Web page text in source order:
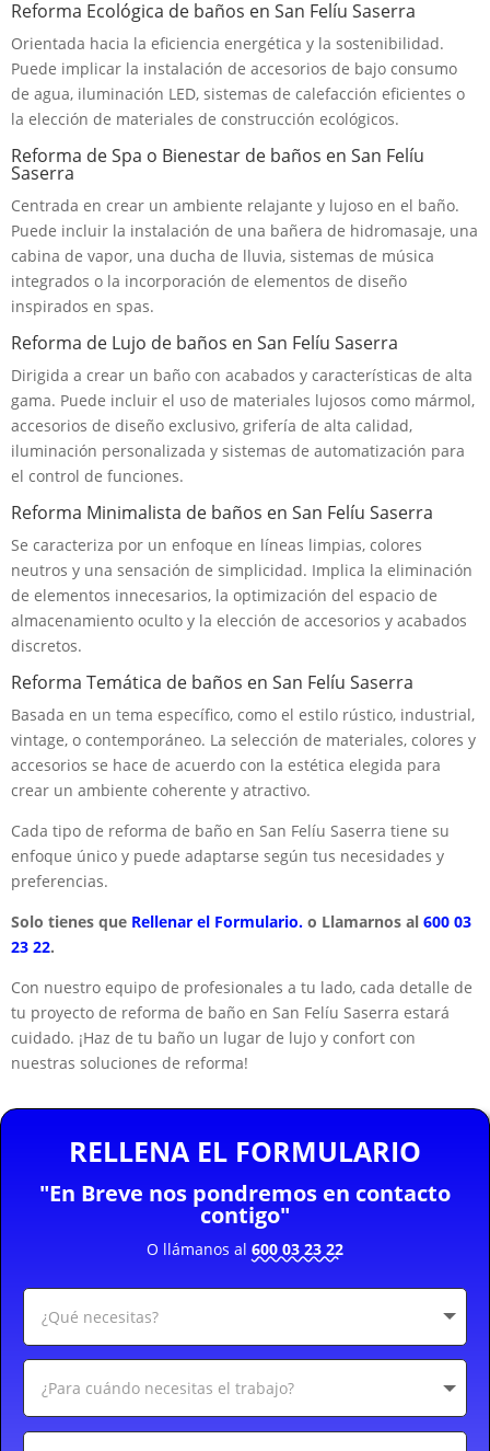
Reforma Ecológica de baños en San Felíu Saserra
Orientada hacia la eficiencia energética y la sostenibilidad.
Puede implicar la instalación de accesorios de bajo consumo
de agua, iluminación LED, sistemas de calefacción eficientes o
la elección de materiales de construcción ecológicos.
Reforma de Spa o Bienestar de baños en San Felíu
Saserra
Centrada en crear un ambiente relajante y lujoso en el baño.
Puede incluir la instalación de una bañera de hidromasaje, una
cabina de vapor, una ducha de lluvia, sistemas de música
integrados o la incorporación de elementos de diseño
inspirados en spas.
Reforma de Lujo de baños en San Felíu Saserra
Dirigida a crear un baño con acabados y características de alta
gama. Puede incluir el uso de materiales lujosos como mármol,
accesorios de diseño exclusivo, grifería de alta calidad,
iluminación personalizada y sistemas de automatización para
el control de funciones.
Reforma Minimalista de baños en San Felíu Saserra
Se caracteriza por un enfoque en líneas limpias, colores
neutros y una sensación de simplicidad. Implica la eliminación
de elementos innecesarios, la optimización del espacio de
almacenamiento oculto y la elección de accesorios y acabados
discretos.
Reforma Temática de baños en San Felíu Saserra
Basada en un tema específico, como el estilo rústico, industrial,
vintage, o contemporáneo. La selección de materiales, colores y
accesorios se hace de acuerdo con la estética elegida para
crear un ambiente coherente y atractivo.
Cada tipo de reforma de baño en San Felíu Saserra tiene su
enfoque único y puede adaptarse según tus necesidades y
preferencias.
Solo tienes que Rellenar el Formulario. o Llamarnos al 600 03
23 22.
Con nuestro equipo de profesionales a tu lado, cada detalle de
tu proyecto de reforma de baño en San Felíu Saserra estará
cuidado. ¡Haz de tu baño un lugar de lujo y confort con
nuestras soluciones de reforma!
RELLENA EL FORMULARIO
"En Breve nos pondremos en contacto
contigo"
O llámanos al 600 03 23 22